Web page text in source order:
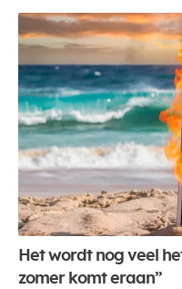
Het wordt nog veel
zomer komt eraan”